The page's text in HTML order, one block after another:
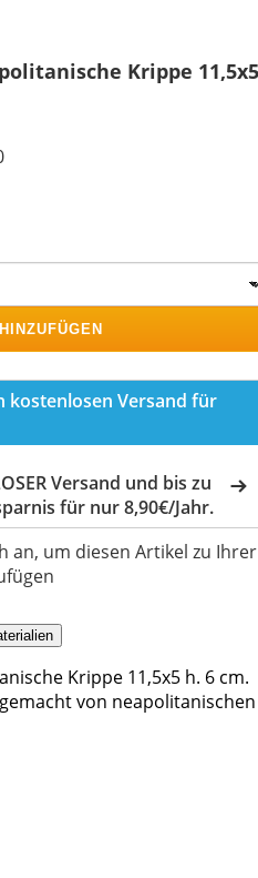
Krippe 11,5x5
kostenlosen Versand für
Versand und bis zu
für nur 8,90€/Jahr.
an, um diesen Artikel zu Ihrer
Krippe 11,5x5 h. 6 cm.
von neapolitanischen